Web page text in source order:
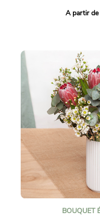
élégante et délicate,
chaleureux.
Occasions idéales:
Anniversaire,
d’amitié ou d’amour, ou
Faites plaisir avec le
Conseils d’entretien
Changez l’eau tous les
les tiges en biais pour
Conservez le bouquet à
courants d’air pour
Retirez les feuilles
A partir
BOUQUET